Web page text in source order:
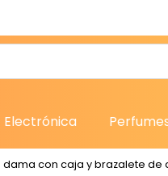
Electrónica
dama con caja y brazalete de